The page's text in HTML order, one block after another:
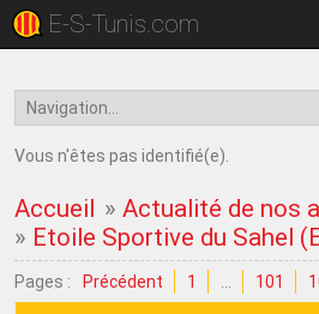
E-S-Tunis.com
Vous n'êtes pas identifié(e).
Accueil »Actualité de nos
» Etoile Sportive du Sahel
Pages : Précédent 1 101